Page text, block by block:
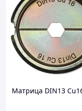
Матрица DIN13